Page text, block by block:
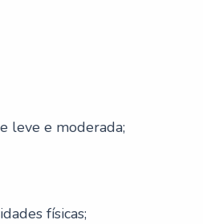
leve e moderada;
físicas;